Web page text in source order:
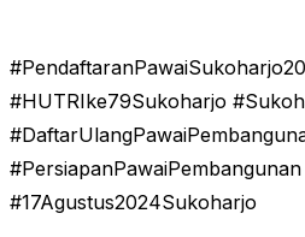
#HUTRIke79Sukoharjo
#17Agustus2024Sukoharjo